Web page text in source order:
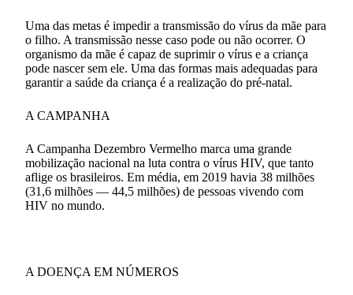
Uma das metas é impedir a transmissão do vírus da mãe para
o filho. A transmissão nesse caso pode ou não ocorrer. O
organismo da mãe é capaz de suprimir o vírus e a criança
pode nascer sem ele. Uma das formas mais adequadas para
garantir a saúde da criança é a realização do pré-natal.
A CAMPANHA
A Campanha Dezembro Vermelho marca uma grande
mobilização nacional na luta contra o vírus HIV, que tanto
aflige os brasileiros. Em média, em 2019 havia 38 milhões
(31,6 milhões — 44,5 milhões) de pessoas vivendo com
HIV no mundo.
A DOENÇA EM NÚMEROS